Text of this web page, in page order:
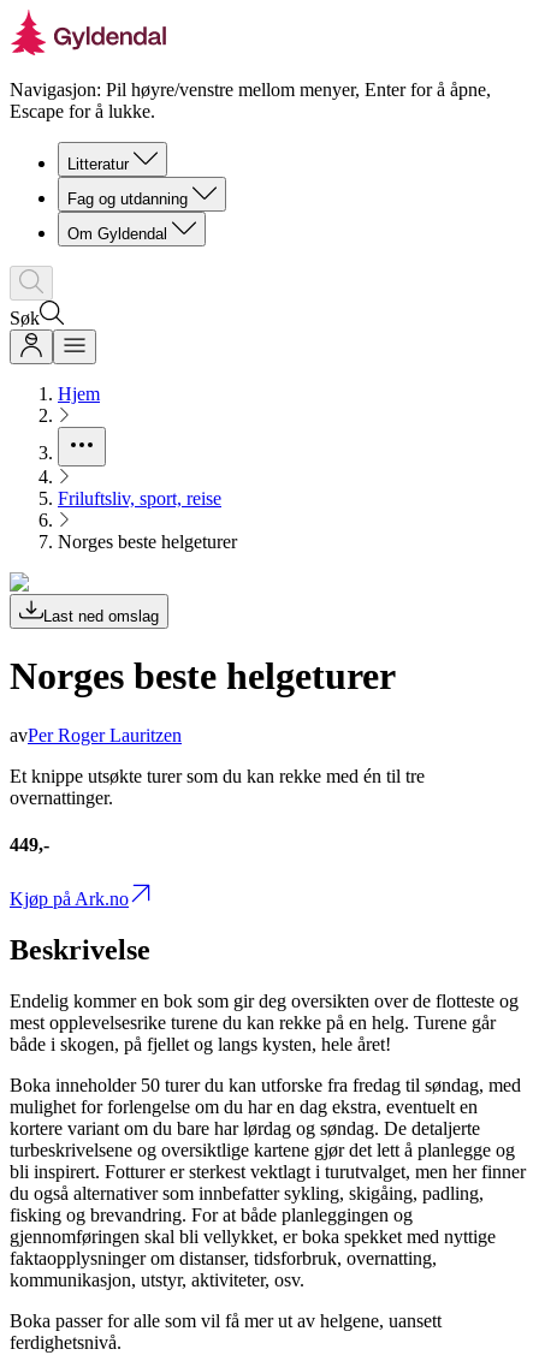
Navigasjon: Pil høyre/venstre mellom menyer, Enter for å åpne,
Escape for å lukke.
Litteratur
Fag og utdanning
Om Gyldendal
Søk
Hjem
Friluftsliv, sport, reise
Norges beste helgeturer
Last ned omslag
Norges beste helgeturer
avPer Roger Lauritzen
Et knippe utsøkte turer som du kan rekke med én til tre
overnattinger.
449,-
Kjøp på Ark.no
Beskrivelse
Endelig kommer en bok som gir deg oversikten over de flotteste og
mest opplevelsesrike turene du kan rekke på en helg. Turene går
både i skogen, på fjellet og langs kysten, hele året!
Boka inneholder 50 turer du kan utforske fra fredag til søndag, med
mulighet for forlengelse om du har en dag ekstra, eventuelt en
kortere variant om du bare har lørdag og søndag. De detaljerte
turbeskrivelsene og oversiktlige kartene gjør det lett å planlegge og
bli inspirert. Fotturer er sterkest vektlagt i turutvalget, men her finner
du også alternativer som innbefatter sykling, skigåing, padling,
fisking og brevandring. For at både planleggingen og
gjennomføringen skal bli vellykket, er boka spekket med nyttige
faktaopplysninger om distanser, tidsforbruk, overnatting,
kommunikasjon, utstyr, aktiviteter, osv.
Boka passer for alle som vil få mer ut av helgene, uansett
ferdighetsnivå.